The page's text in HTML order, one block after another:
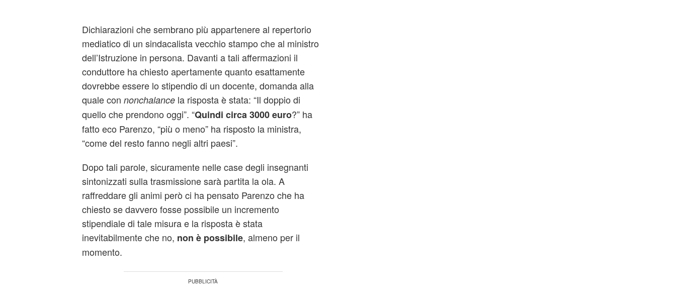
Dichiarazioni che sembrano più appartenere al repertorio
mediatico di un sindacalista vecchio stampo che al ministro
dell’Istruzione in persona. Davanti a tali affermazioni il
conduttore ha chiesto apertamente quanto esattamente
dovrebbe essere lo stipendio di un docente, domanda alla
quale con nonchalancela risposta è stata: “Il doppio di
quello che prendono oggi”. “Quindi circa 3000 euro?” ha
fatto eco Parenzo, “più o meno” ha risposto la ministra,
“come del resto fanno negli altri paesi”.
Dopo tali parole, sicuramente nelle case degli insegnanti
sintonizzati sulla trasmissione sarà partita la ola. A
raffreddare gli animi però ci ha pensato Parenzo che ha
chiesto se davvero fosse possibile un incremento
stipendiale di tale misura e la risposta è stata
inevitabilmente che no, non è possibile, almeno per il
momento.